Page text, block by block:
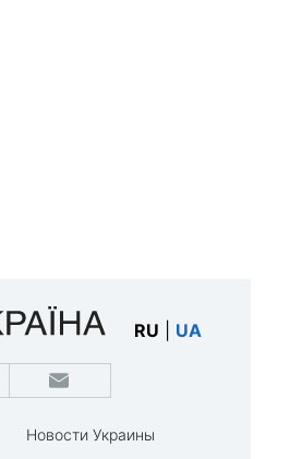
RU UA
Новости Украины